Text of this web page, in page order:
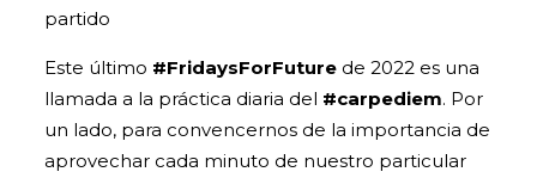
partido
Este último #FridaysForFuture de 2022 es una
llamada a la práctica diaria del #carpediem. Por
un lado, para convencernos de la importancia de
aprovechar cada minuto de nuestro particular